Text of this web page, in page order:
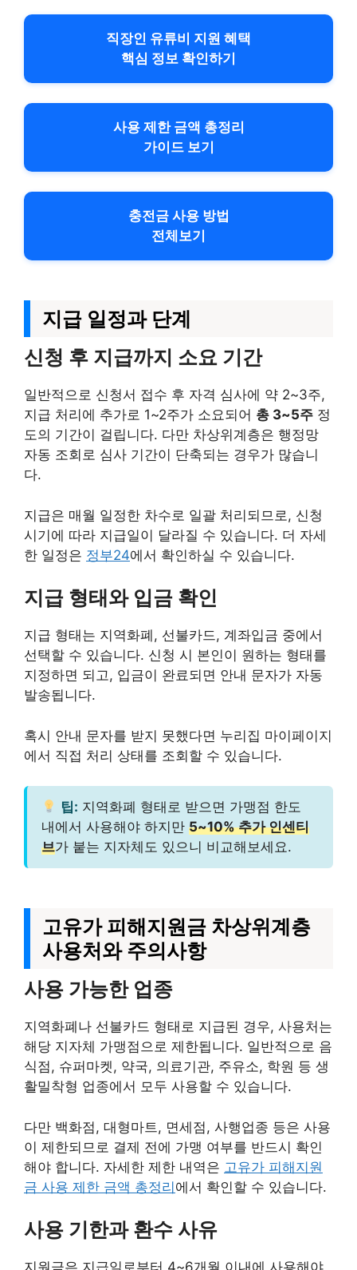
직장인 유류비 지원 혜택
핵심 정보 확인하기
사용 제한 금액 총정리
가이드 보기
충전금 사용 방법
전체보기
지급 일정과 단계
신청 후 지급까지 소요 기간
일반적으로 신청서 접수 후 자격 심사에 약 2~3주,
지급 처리에 추가로 1~2주가 소요되어 총 3~5주 정
도의 기간이 걸립니다. 다만 차상위계층은 행정망
자동 조회로 심사 기간이 단축되는 경우가 많습니
다.
지급은 매월 일정한 차수로 일괄 처리되므로, 신청
시기에 따라 지급일이 달라질 수 있습니다. 더 자세
한 일정은 정부24에서 확인하실 수 있습니다.
지급 형태와 입금 확인
지급 형태는 지역화폐, 선불카드, 계좌입금 중에서
선택할 수 있습니다. 신청 시 본인이 원하는 형태를
지정하면 되고, 입금이 완료되면 안내 문자가 자동
발송됩니다.
혹시 안내 문자를 받지 못했다면 누리집 마이페이지
에서 직접 처리 상태를 조회할 수 있습니다.
팁: 지역화폐 형태로 받으면 가맹점 한도
내에서 사용해야 하지만 5~10% 추가 인센티
브가 붙는 지자체도 있으니 비교해보세요.
고유가 피해지원금 차상위계층
사용처와 주의사항
사용 가능한 업종
지역화폐나 선불카드 형태로 지급된 경우, 사용처는
해당 지자체 가맹점으로 제한됩니다. 일반적으로 음
식점, 슈퍼마켓, 약국, 의료기관, 주유소, 학원 등 생
활밀착형 업종에서 모두 사용할 수 있습니다.
다만 백화점, 대형마트, 면세점, 사행업종 등은 사용
이 제한되므로 결제 전에 가맹 여부를 반드시 확인
해야 합니다. 자세한 제한 내역은 고유가 피해지원
금 사용 제한 금액 총정리에서 확인할 수 있습니다.
사용 기한과 환수 사유
지원금은 지급일로부터 4~6개월 이내에 사용해야